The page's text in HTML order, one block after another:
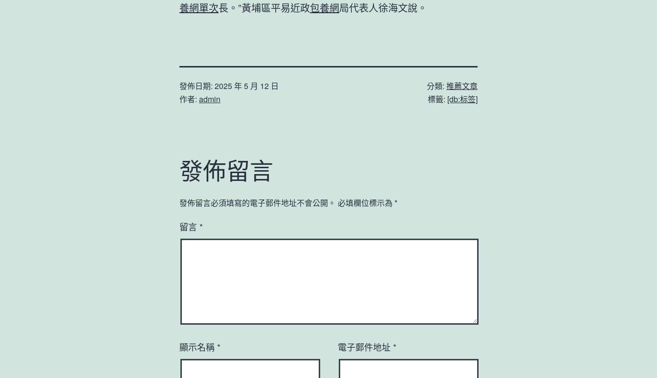
養網單次長。”黃埔區平易近政包養網局代表人徐海文說。
發佈日期: 2025 年 5 月 12 日
作者: admin
分類: 推薦文章
標籤: [db:标签]
發佈留言
發佈留言必須填寫的電子郵件地址不會公開。 必填欄位標示為 *
留言 *
顯示名稱 * 電子郵件地址 *